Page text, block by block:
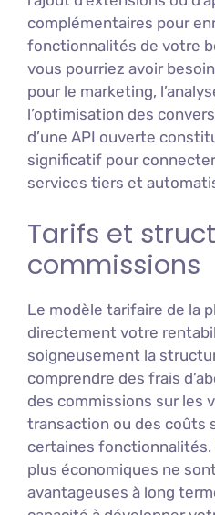
complémentaires pour
fonctionnalités de votre
vous pourriez avoir
pour le marketing,
l’optimisation des
d’une API ouverte
significatif pour
services tiers et
Tarifs et
commissions
Le modèle tarifaire de la
directement votre
soigneusement la
comprendre des frais
des commissions sur les
transaction ou des coûts
certaines
plus économiques ne
avantageuses à long